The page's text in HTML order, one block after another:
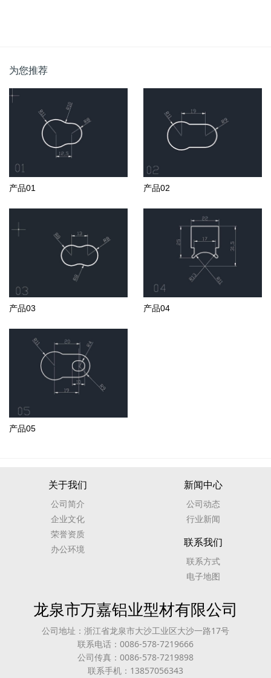
为您推荐
产品01 产品02
产品03 产品04
产品05
关于我们
公司简介
企业文化
荣誉资质
办公环境
新闻中心
公司动态
行业新闻
联系我们
联系方式
电子地图
龙泉市万嘉铝业型材有限公司
公司地址：浙江省龙泉市大沙工业区大沙一路17号
联系电话：0086-578-7219666
公司传真：0086-578-7219898
联系手机：13857056343